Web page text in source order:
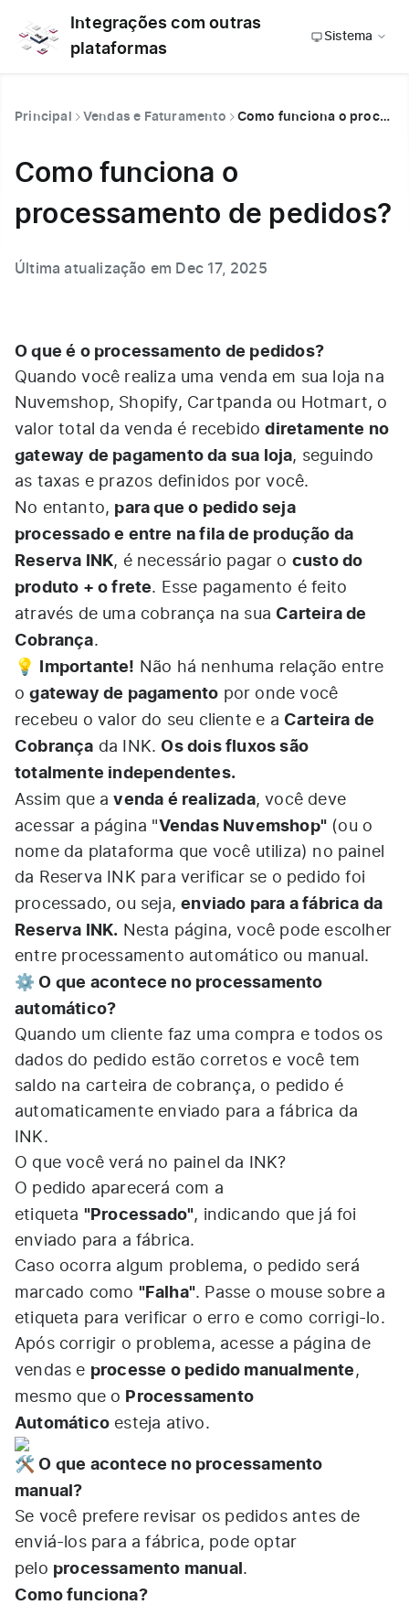
Integrações com outras
plataformas
Sistema
Principal Vendas e Faturamento Como funciona o processamento de pedidos?
Como funciona o
processamento de pedidos?
Última atualização em Dec 17, 2025
O que é o processamento de pedidos?
Quando você realiza uma venda em sua loja na
Nuvemshop, Shopify, Cartpanda ou Hotmart, o
valor total da venda é recebidodiretamente no
gateway de pagamento da sua loja, seguindo
as taxas e prazos definidos por você.
No entanto, para que o pedido seja
processado e entre na fila de produção da
Reserva INK, é necessário pagar o custo do
produto + o frete. Esse pagamento é feito
através de uma cobrança na sua Carteira de
Cobrança.
💡 Importante! Não há nenhuma relação entre
ogateway de pagamento por onde você
recebeu o valor do seu cliente e a Carteira de
Cobrança da INK. Os dois fluxos são
totalmente independentes.
Assim que avenda é realizada, você deve
acessar a página "Vendas Nuvemshop" (ou o
nome da plataforma que você utiliza) no painel
da Reserva INK para verificar se o pedido foi
processado, ou seja,enviado para a fábrica da
Reserva INK. Nesta página, você pode escolher
entre processamento automático ou manual.
⚙️ O que acontece no processamento
automático?
Quando um cliente faz uma compra e todos os
dados do pedido estão corretos e você tem
saldo na carteira de cobrança, o pedido é
automaticamente enviado para a fábrica da
INK.
O que você verá no painel da INK?
O pedido aparecerá com a
etiqueta "Processado", indicando que já foi
enviado para a fábrica.
Caso ocorra algum problema, o pedido será
marcado como "Falha". Passe o mouse sobre a
etiqueta para verificar o erro e como corrigi-lo.
Após corrigir o problema, acesse a página de
vendas e processe o pedido manualmente,
mesmo que o Processamento
Automático esteja ativo.
🛠 O que acontece no processamento
manual?
Se você prefere revisar os pedidos antes de
enviá-los para a fábrica, pode optar
pelo processamento manual.
Como funciona?